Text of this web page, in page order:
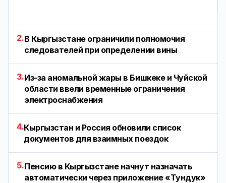
2.В Кыргызстане ограничили полномочия
следователей при определении вины
3.Из-за аномальной жары в Бишкеке и Чуйской
области ввели временные ограничения
электроснабжения
4.Кыргызстан и Россия обновили список
документов для взаимных поездок
5.Пенсию в Кыргызстане начнут назначать
автоматически через приложение «Тундук»